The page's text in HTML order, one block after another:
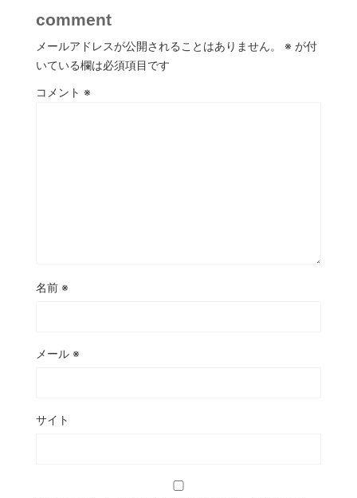
comment
メールアドレスが公開されることはありません。 ※ が付
いている欄は必須項目です
コメント ※
名前 ※
メール ※
サイト